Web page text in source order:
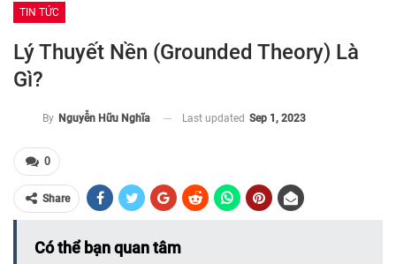
TIN TỨC
Lý Thuyết Nền (Grounded Theory) Là
Gì?
By Nguyễn Hữu Nghĩa Last updated Sep 1, 2023
0
Share
Có thể bạn quan tâm